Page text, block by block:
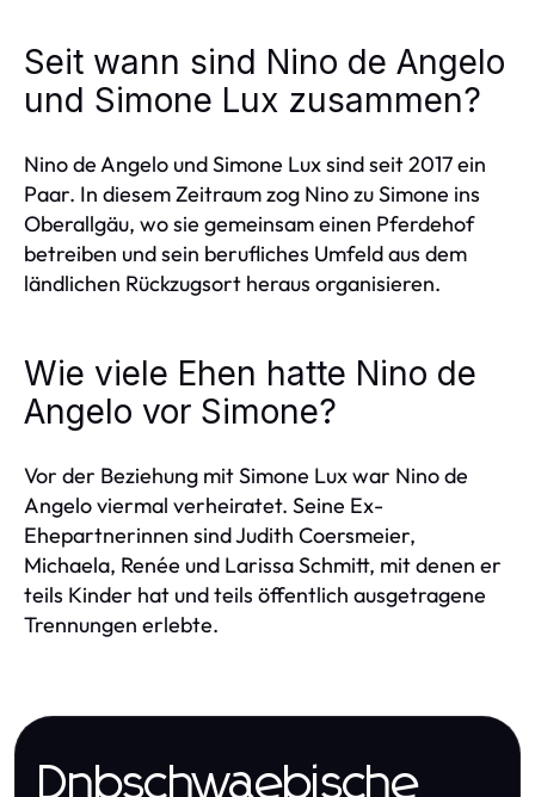
Seit wann sind Nino de Angelo
und Simone Lux zusammen?
Nino de Angelo und Simone Lux sind seit 2017 ein
Paar. In diesem Zeitraum zog Nino zu Simone ins
Oberallgäu, wo sie gemeinsam einen Pferdehof
betreiben und sein berufliches Umfeld aus dem
ländlichen Rückzugsort heraus organisieren.
Wie viele Ehen hatte Nino de
Angelo vor Simone?
Vor der Beziehung mit Simone Lux war Nino de
Angelo viermal verheiratet. Seine Ex-
Ehepartnerinnen sind Judith Coersmeier,
Michaela, Renée und Larissa Schmitt, mit denen er
teils Kinder hat und teils öffentlich ausgetragene
Trennungen erlebte.
Dnbschwaebische